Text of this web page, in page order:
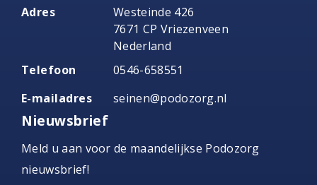
Adres
Westeinde 426
7671 CP Vriezenveen
Nederland
Telefoon
0546-658551
E-mailadres
seinen@podozorg.nl
Nieuwsbrief
Meld u aan voor de maandelijkse Podozorg
nieuwsbrief!